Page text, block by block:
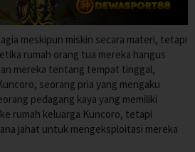
meskipun miskin secara materi, tetapi
rumah orang tua mereka hangus
mereka tentang tempat tinggal,
seorang pria yang mengaku
pedagang kaya yang memiliki
rumah keluarga Kuncoro, tetapi
jahat untuk mengeksploitasi mereka